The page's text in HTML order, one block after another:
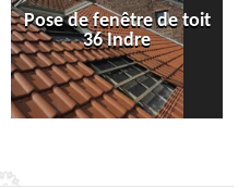
Pose de fenêtre de toit
36 Indre